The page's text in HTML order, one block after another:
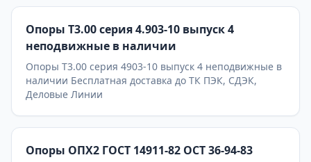
Линии. Главное конкурентное преимущество
Астронэнерго - в наличии опоры на складе!
Опоры Т3.00 серия 4.903-10 выпуск 4
неподвижные в наличии
Опоры Т3.00 серия 4903-10 выпуск 4 неподвижные в
наличии Бесплатная доставка до ТК ПЭК, СДЭК,
Деловые Линии
Опоры ОПХ2 ГОСТ 14911-82 ОСТ 36-94-83